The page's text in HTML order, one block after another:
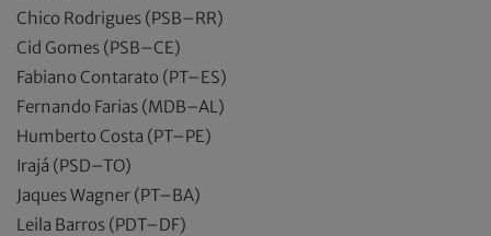
Chico Rodrigues (PSB–RR)
Cid Gomes (PSB–CE)
Fabiano Contarato (PT–ES)
Fernando Farias (MDB–AL)
Humberto Costa (PT–PE)
Irajá (PSD–TO)
Jaques Wagner (PT–BA)
Leila Barros (PDT–DF)